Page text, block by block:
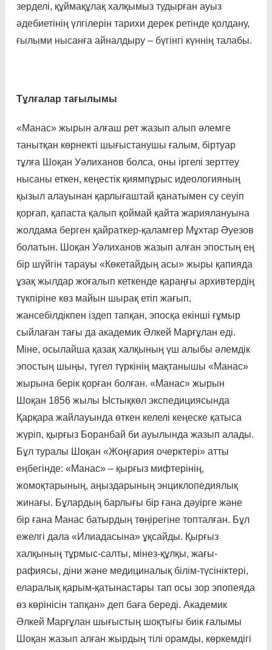
зерделі, құй­ма­құлақ халқымыз тудырған ауыз
әдебиетінің үлгілерін тарихи дерек ретінде қолдану,
ғылыми нысанға айналдыру – бүгінгі күннің талабы.
Тұлғалар тағылымы
«Манас» жырын алғаш рет жазып алып әлемге
танытқан көрнекті шығыстанушы ғалым, біртуар
тұлға Шоқан Уәлиханов болса, оны іргелі зерттеу
нысаны еткен, кеңестік қиямпұрыс идеологияның
қызыл алауынан қарлығаштай қанатымен су сеуіп
қорғап, қапаста қалып қоймай қайта жариялануына
жолдама берген қайраткер-қаламгер Мұхтар Әуезов
болатын. Шоқан Уәлиханов жазып алған эпостың ең
бір шүйгін тарауы «Көкетайдың асы» жыры қапияда
ұзақ жылдар жоғалып кеткенде қараңғы архивтердің
түк­піріне көз майын шырақ етіп жағып,
жансебілдікпен із­деп тапқан, эпосқа екінші ғұ­мыр
сыйлаған тағы да академик Әлкей Марғұлан еді.
Міне, осы­лайша қазақ халқының үш алы­бы әлемдік
эпостың шыңы, тү­гел түркінің мақтанышы «Манас»
жырына берік қорған болған. «Манас» жырын
Шоқан 1856 жылы Ыстықкөл экспедициясында
Қарқара жайлауында өткен келелі кеңеске қатыса
жүріп, қырғыз Боранбай би ауылында жазып алады.
Бұл туралы Шоқан «Жоңғария очерк­тері» атты
еңбегінде: «Манас» – қырғыз мифтерінің,
жомоқтарының, аңыздарының энциклопедиялық
жинағы. Бұла­рдың барлығы бір ғана дәуір­ге және
бір ғана Манас батыр­дың төңірегіне топталған. Бұл
ежелгі дала «Илиадасына» ұқсайды. Қырғыз
халқының тұр­мыс-салты, мінез-құлқы, жағы­
рафиясы, діни және меди­ци­налық білім-түсініктері,
елара­лық қарым-қатынастары тап осы зор эпопеяда
өз көрінісін тапқан» деп баға береді. Академик
Әлкей Марғұлан шығыстың шоқтығы биік ға­лымы
Шоқан жазып алған жыр­дың тілі орамды, көркемдігі